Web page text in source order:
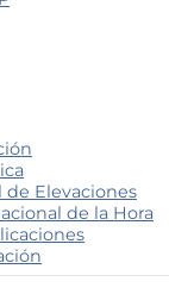
Elevaciones
de la Hora